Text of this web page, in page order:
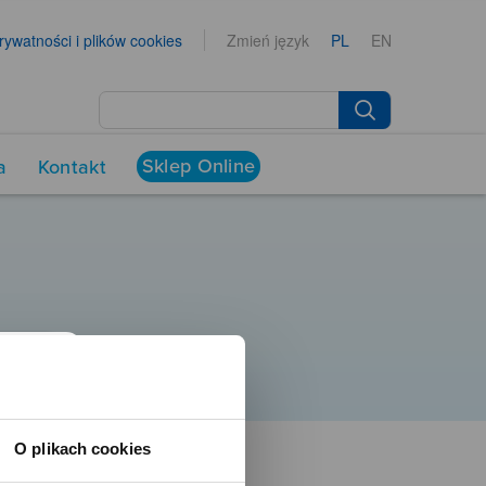
O plikach cookies
i plików cookies Zmień język PL EN
Kontakt Sklep Online